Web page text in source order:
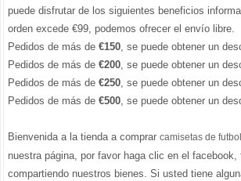
puede disfrutar de los siguientes beneficios
orden excede €99, podemos ofrecer el envío libre.
Pedidos de más de €150, se puede obtener un
Pedidos de más de €200, se puede obtener un
Pedidos de más de €250, se puede obtener un
Pedidos de más de €500, se puede obtener un
Bienvenida a la tienda a comprar camisetas de
nuestra página, por favor haga clic en el facebook,
compartiendo nuestros bienes. Si usted tiene